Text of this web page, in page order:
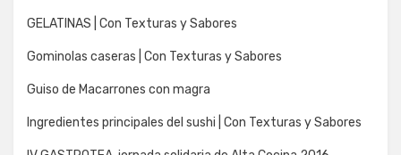
GELATINAS | Con Texturas y Sabores
Gominolas caseras | Con Texturas y Sabores
Guiso de Macarrones con magra
Ingredientes principales del sushi | Con Texturas y Sabores